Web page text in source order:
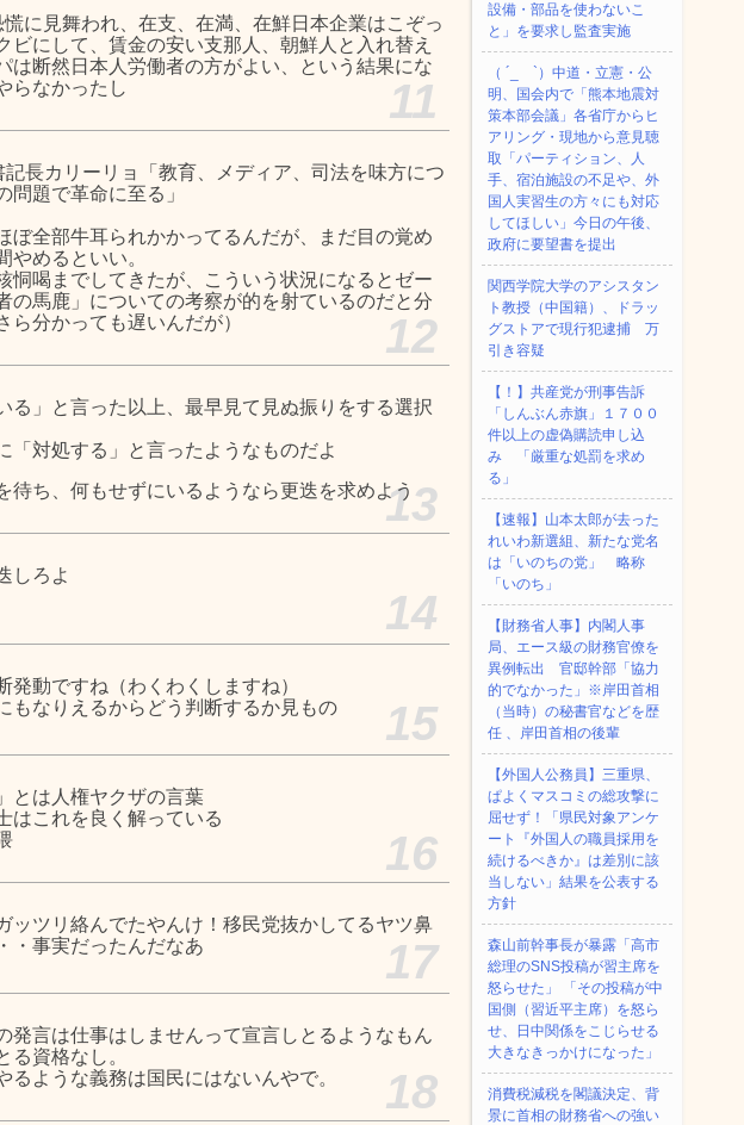
に見舞われ、在支、在満、在鮮日本企業はこぞっ
ビにして、賃金の安い支那人、朝鮮人と入れ替え
は断然日本人労働者の方がよい、という結果にな
らなかったし
11
長カリーリョ「教育、メディア、司法を味方につ
問題で革命に至る」
ぼ全部牛耳られかかってるんだが、まだ目の覚め
やめるといい。
恫喝までしてきたが、こういう状況になるとゼー
の馬鹿」についての考察が的を射ているのだと分
ら分かっても遅いんだが）
12
る」と言った以上、最早見て見ぬ振りをする選択
「対処する」と言ったようなものだよ
待ち、何もせずにいるようなら更迭を求めよう13
しろよ
14
発動ですね（わくわくしますね）
もなりえるからどう判断するか見もの
15
とは人権ヤクザの言葉
はこれを良く解っている
16
ッツリ絡んでたやんけ！移民党抜かしてるヤツ鼻
・事実だったんだなあ
17
発言は仕事はしませんって宣言しとるようなもん
る資格なし。
るような義務は国民にはないんやで。
18
設備・部品を使わないこ
と」を要求し監査実施
（ ´_ゝ`）中道・立憲・公
明、国会内で「熊本地震対
策本部会議」各省庁からヒ
アリング・現地から意見聴
取「パーティション、人
手、宿泊施設の不足や、外
国人実習生の方々にも対応
してほしい」今日の午後、
政府に要望書を提出
関西学院大学のアシスタン
ト教授（中国籍）、ドラッ
グストアで現行犯逮捕 万
引き容疑
【！】共産党が刑事告訴
「しんぶん赤旗」１７００
件以上の虚偽購読申し込
み 「厳重な処罰を求め
る」
【速報】山本太郎が去った
れいわ新選組、新たな党名
は「いのちの党」 略称
「いのち」
【財務省人事】内閣人事
局、エース級の財務官僚を
異例転出 官邸幹部「協力
的でなかった」※岸田首相
（当時）の秘書官などを歴
任 、岸田首相の後輩
【外国人公務員】三重県、
ぱよくマスコミの総攻撃に
屈せず！「県民対象アンケ
ート『外国人の職員採用を
続けるべきか』は差別に該
当しない」結果を公表する
方針
森山前幹事長が暴露「高市
総理のSNS投稿が習主席を
怒らせた」 「その投稿が中
国側（習近平主席）を怒ら
せ、日中関係をこじらせる
大きなきっかけになった」
消費税減税を閣議決定、背
景に首相の財務省への強い